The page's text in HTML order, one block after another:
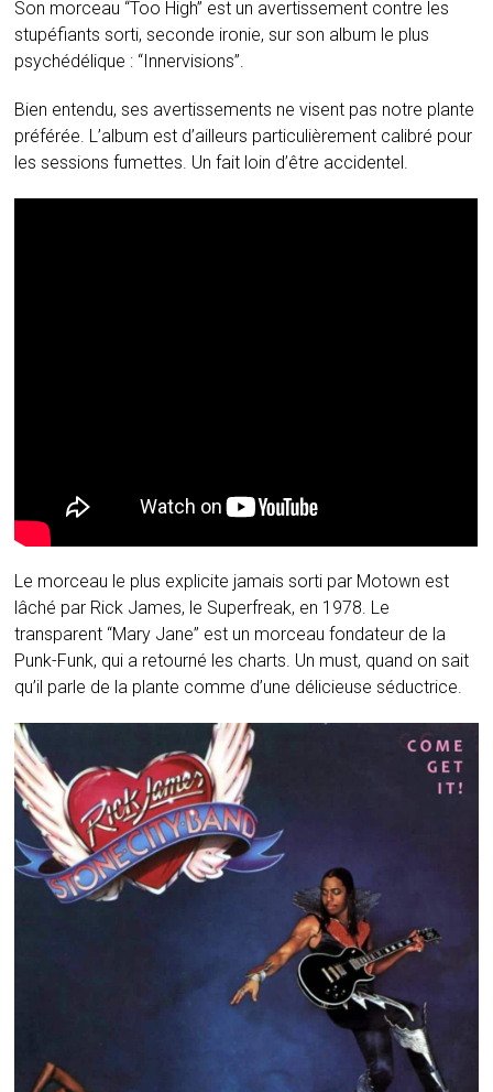
Son morceau “Too High” est un avertissement contre les
stupéfiants sorti, seconde ironie, sur son album le plus
psychédélique : “Innervisions”.
Bien entendu, ses avertissements ne visent pas notre plante
préférée. L’album est d’ailleurs particulièrement calibré pour
les sessions fumettes. Un fait loin d’être accidentel.
Le morceau le plus explicite jamais sorti par Motown est
lâché par Rick James, le Superfreak, en 1978. Le
transparent “Mary Jane” est un morceau fondateur de la
Punk-Funk, qui a retourné les charts. Un must, quand on sait
qu’il parle de la plante comme d’une délicieuse séductrice.